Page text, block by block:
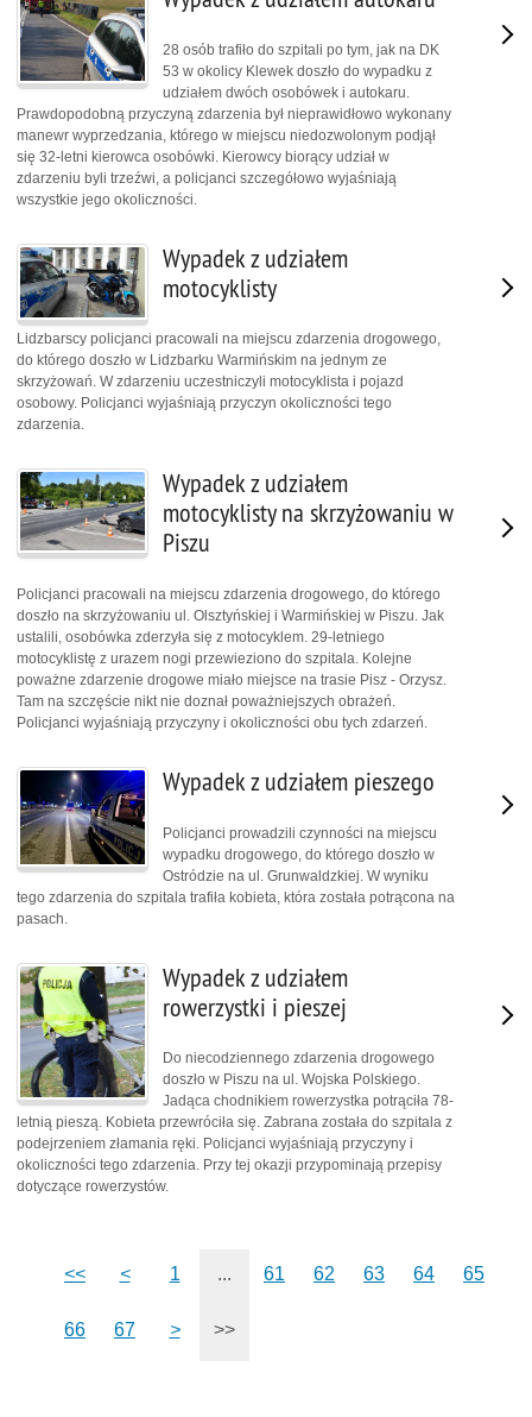
28 osób trafiło do szpitali po tym, jak na DK
53 w okolicy Klewek doszło do wypadku z
udziałem dwóch osobówek i autokaru.
Prawdopodobną przyczyną zdarzenia był nieprawidłowo wykonany
manewr wyprzedzania, którego w miejscu niedozwolonym podjął
się 32-letni kierowca osobówki. Kierowcy biorący udział w
zdarzeniu byli trzeźwi, a policjanci szczegółowo wyjaśniają
wszystkie jego okoliczności.
Wypadek z udziałem
motocyklisty
Lidzbarscy policjanci pracowali na miejscu zdarzenia drogowego,
do którego doszło w Lidzbarku Warmińskim na jednym ze
skrzyżowań. W zdarzeniu uczestniczyli motocyklista i pojazd
osobowy. Policjanci wyjaśniają przyczyn okoliczności tego
zdarzenia.
Wypadek z udziałem
motocyklisty na skrzyżowaniu w
Piszu
Policjanci pracowali na miejscu zdarzenia drogowego, do którego
doszło na skrzyżowaniu ul. Olsztyńskiej i Warmińskiej w Piszu. Jak
ustalili, osobówka zderzyła się z motocyklem. 29-letniego
motocyklistę z urazem nogi przewieziono do szpitala. Kolejne
poważne zdarzenie drogowe miało miejsce na trasie Pisz - Orzysz.
Tam na szczęście nikt nie doznał poważniejszych obrażeń.
Policjanci wyjaśniają przyczyny i okoliczności obu tych zdarzeń.
Wypadek z udziałem pieszego
Policjanci prowadzili czynności na miejscu
wypadku drogowego, do którego doszło w
Ostródzie na ul. Grunwaldzkiej. W wyniku
tego zdarzenia do szpitala trafiła kobieta, która została potrącona na
pasach.
Wypadek z udziałem
rowerzystki i pieszej
Do niecodziennego zdarzenia drogowego
doszło w Piszu na ul. Wojska Polskiego.
Jadąca chodnikiem rowerzystka potrąciła 78-
letnią pieszą. Kobieta przewróciła się. Zabrana została do szpitala z
podejrzeniem złamania ręki. Policjanci wyjaśniają przyczyny i
okoliczności tego zdarzenia. Przy tej okazji przypominają przepisy
dotyczące rowerzystów.
<< < 1 ... 61 62 63 64 65
66 67 > >>